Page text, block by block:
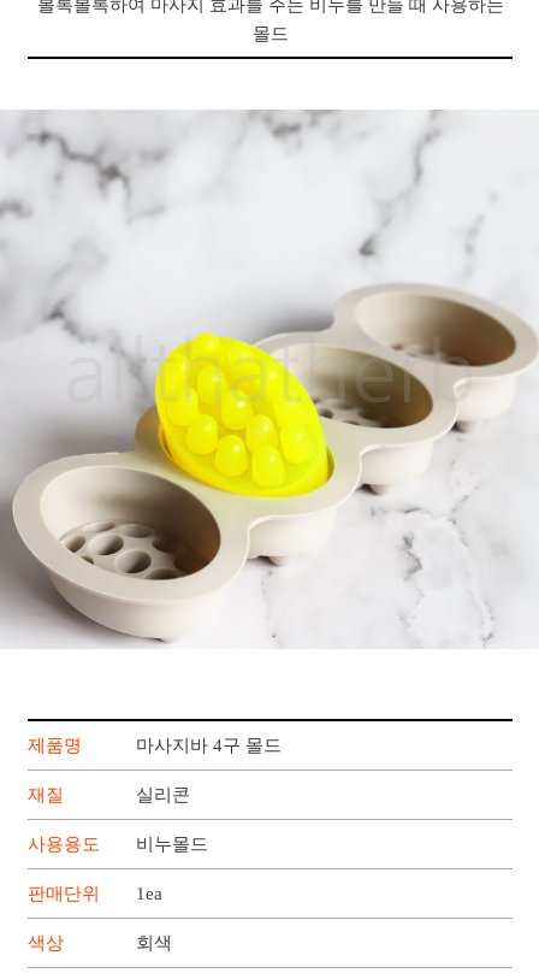
볼록볼록하여 마사지 효과를 주는 비누를 만들 때 사용하는
몰드
제품명 마사지바 4구 몰드
재질 실리콘
사용용도 비누몰드
판매단위 1ea
색상 회색